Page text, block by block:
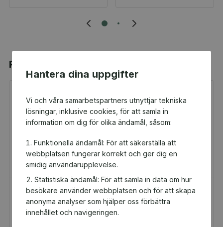
Hantera dina uppgifter
Vi och våra samarbetspartners utnyttjar tekniska
lösningar, inklusive cookies, för att samla in
information om dig för olika ändamål, såsom:
Funktionella ändamål: För att säkerställa att
webbplatsen fungerar korrekt och ger dig en
smidig användarupplevelse.
Statistiska ändamål: För att samla in data om hur
besökare använder webbplatsen och för att skapa
anonyma analyser som hjälper oss förbättra
innehållet och navigeringen.
Populära produkter
H&M Presentkort
Presentkort
Golfamore
Presentkort